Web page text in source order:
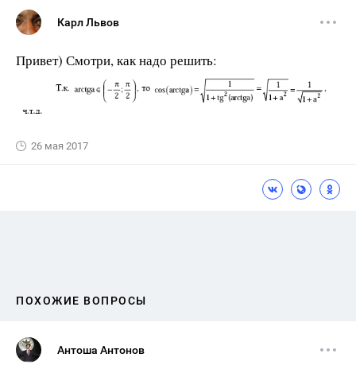
Карл Львов
Привет) Смотри, как надо решить:
26 мая 2017
ПОХОЖИЕ ВОПРОСЫ
Антоша Антонов